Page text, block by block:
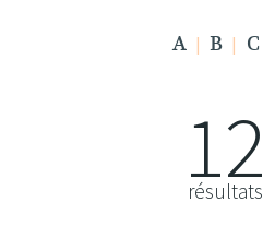
A | B | C
12
résultats